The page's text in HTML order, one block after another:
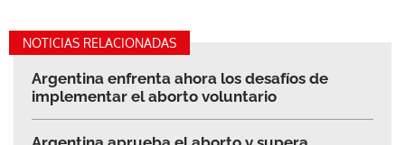
NOTICIAS RELACIONADAS
Argentina enfrenta ahora los desafíos de
implementar el aborto voluntario